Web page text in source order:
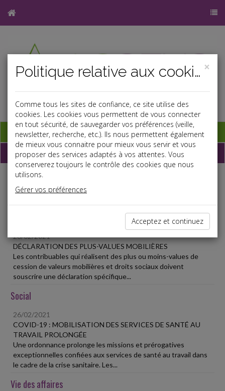
Base documentaire
Dépêches
Liste des dernières dépêches
26/02/2021
DÉCLARATION DES PLUS-VALUES MOBILIÈRES
Les contribuables qui réalisent des plus ou moins-values de
cession de valeurs mobilières et droits sociaux doivent
souscrire une déclaration spécifique...
Social
26/02/2021
COVID-19 : MOBILISATION DES SERVICES DE SANTÉ AU
TRAVAIL PROLONGÉE
Une ordonnance prolonge les missions et prérogatives
exceptionnelles confiées aux services de santé au travail dans
le cadre de la crise sanitaire. Les...
Vie des affaires
×
Politique relative aux cookies
Comme tous les sites de confiance, ce site utilise des
cookies. Les cookies vous permettent de vous connecter
en tout sécurité, de sauvegarder vos préférences (veille,
newsletter, recherche, etc.). Ils nous permettent également
de mieux vous connaitre pour mieux vous servir et vous
proposer des services adaptés à vos attentes. Vous
conserverez toujours le contrôle des cookies que nous
utilisons.
Gérer vos préférences
Acceptez et continuez